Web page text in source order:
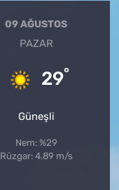
09 AĞUSTOS
PAZAR
29°
Güneşli
Nem: %29
Rüzgar: 4.89 m/s